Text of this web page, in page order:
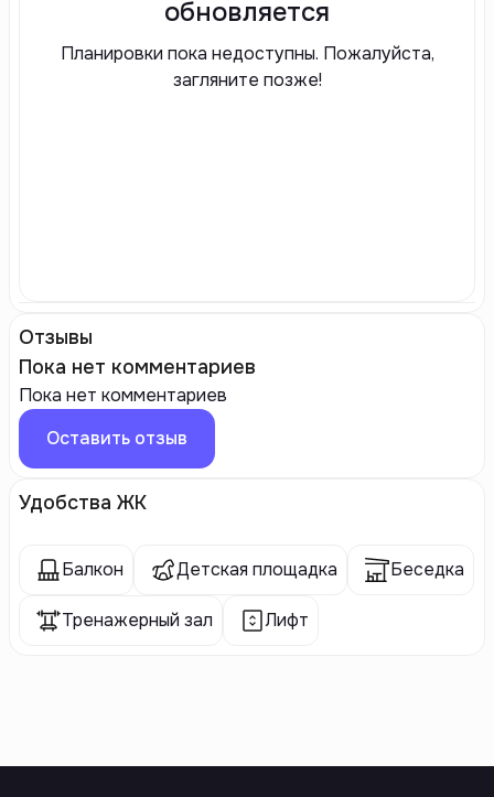
обновляется
Планировки пока недоступны. Пожалуйста,
загляните позже!
Отзывы
Пока нет комментариев
Пока нет комментариев
Оставить отзыв
Удобства ЖК
Балкон Детская площадка Беседка
Тренажерный зал Лифт